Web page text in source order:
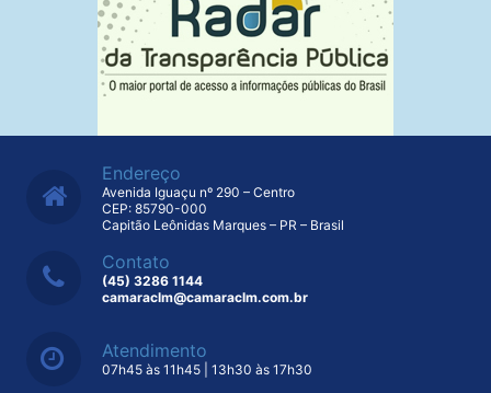
Endereço
Avenida Iguaçu nº 290 – Centro
CEP: 85790-000
Capitão Leônidas Marques – PR – Brasil
Contato
(45) 3286 1144
camaraclm@camaraclm.com.br
Atendimento
07h45 às 11h45 | 13h30 às 17h30